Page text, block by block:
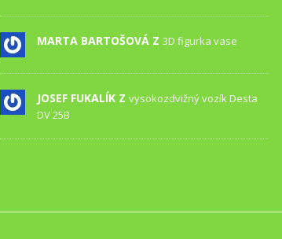
MARTA BARTOŠOVÁ Z 3D figurka vase
JOSEF FUKALÍK Z vysokozdvižný vozík Desta
DV 25B